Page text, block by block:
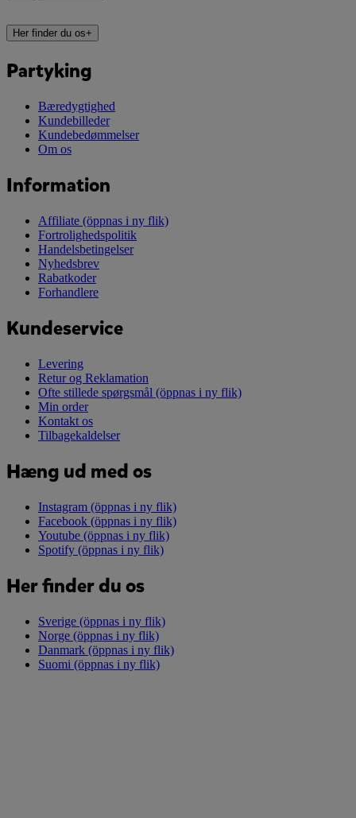
Her finder du os+
Partyking
Bæredygtighed
Kundebilleder
Kundebedømmelser
Om os
Information
Affiliate (öppnas i ny flik)
Fortrolighedspolitik
Handelsbetingelser
Nyhedsbrev
Rabatkoder
Forhandlere
Kundeservice
Levering
Retur og Reklamation
Ofte stillede spørgsmål (öppnas i ny flik)
Min order
Kontakt os
Tilbagekaldelser
Hæng ud med os
Instagram (öppnas i ny flik)
Facebook (öppnas i ny flik)
Youtube (öppnas i ny flik)
Spotify (öppnas i ny flik)
Her finder du os
Sverige (öppnas i ny flik)
Norge (öppnas i ny flik)
Danmark (öppnas i ny flik)
Suomi (öppnas i ny flik)